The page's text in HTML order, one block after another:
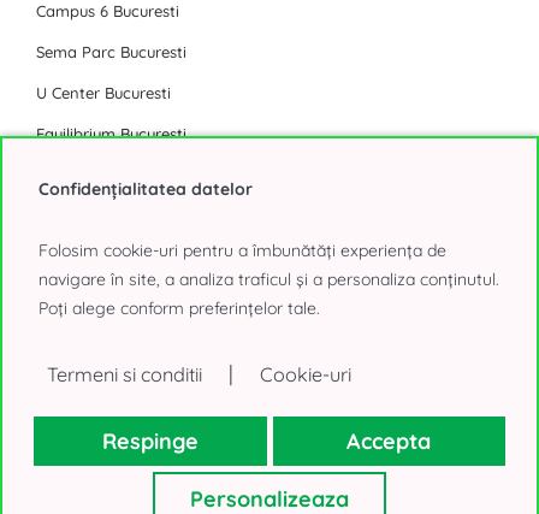
Campus 6 Bucuresti
Sema Parc Bucuresti
U Center Bucuresti
Equilibrium Bucuresti
The Bridge Bucuresti
Timpuri Noi Square
J8 Office Park Bucuresti
Toate Business Park-urile Bucuresti
Birouri de inchiriat Bucuresti
Confidențialitatea datelor
Folosim cookie-uri pentru a îmbunătăți experiența de
navigare în site, a analiza traficul și a personaliza conținutul.
Poți alege conform preferințelor tale.
Termeni si conditii | Cookie-uri
Respinge Accepta
Personalizeaza